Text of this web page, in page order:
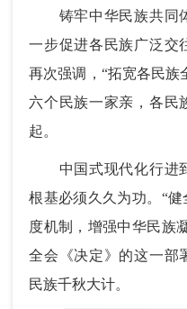
铸牢中华民族共同体
一步促进各民族广泛交
再次强调，“拓宽各民族
六个民族一家亲，各民
起。
中国式现代化行进到
根基必须久久为功。“
度机制，增强中华民族
全会《决定》的这一部
民族千秋大计。